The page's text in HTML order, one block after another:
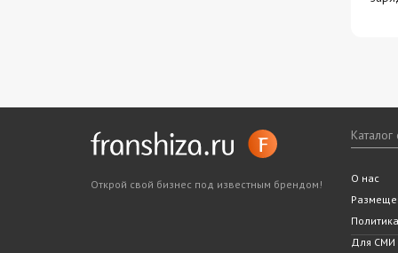
Открой свой бизнес под известным брендом! Все
Статьи
Словарь
5 шагов
О нас
Для СМИ